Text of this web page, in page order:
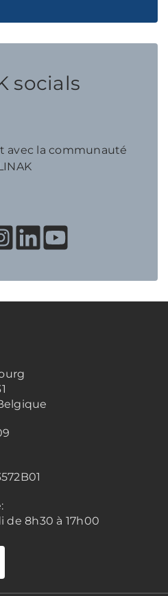
socials
avec la communauté
8h30 à 17h00